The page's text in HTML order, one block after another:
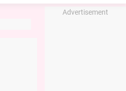
Advertisement